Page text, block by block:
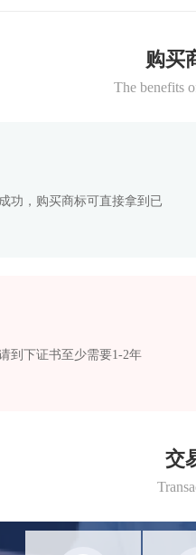
购买
The benefits
功，购买商标可直接拿到已
到下证书至少需要1-2年
交